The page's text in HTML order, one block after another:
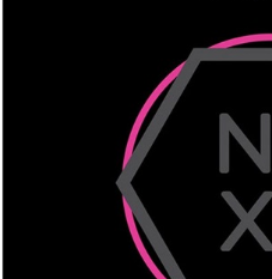
キーボード
管楽器